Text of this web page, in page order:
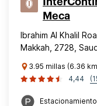
Meca
Ibrahim Al Khalil
Makkah, 2728,
3.95 millas (6.36
4,44
Estacionamiento